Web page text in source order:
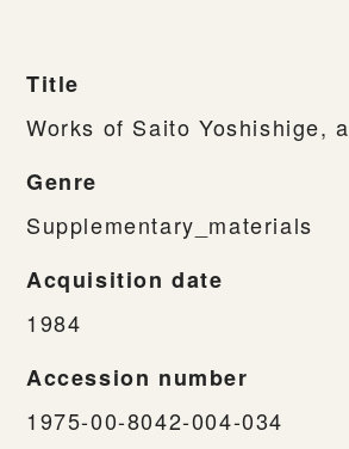
Title
Works of Saito Yoshishige,
Genre
Supplementary_materials
Acquisition date
1984
Accession number
1975-00-8042-004-034